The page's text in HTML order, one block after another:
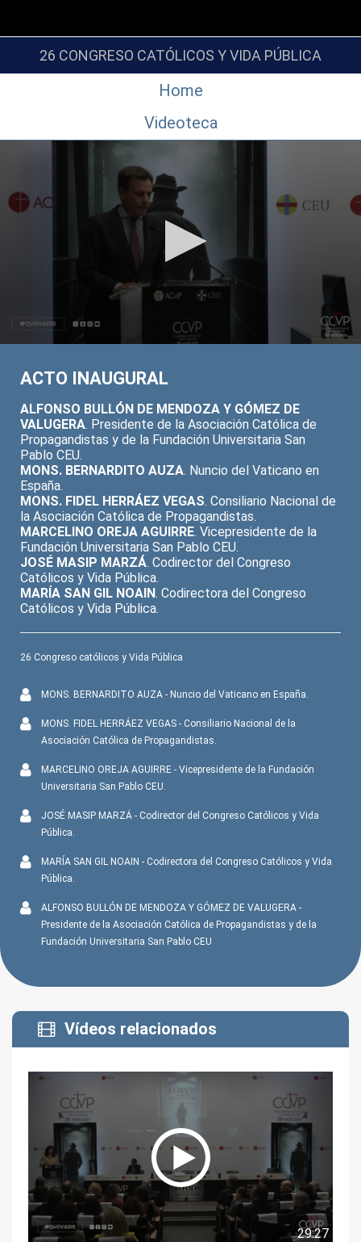
26 CONGRESO CATÓLICOS Y VIDA PÚBLICA
Home
Videoteca
0
minutes,
seconds
ACTO INAUGURAL
ALFONSO BULLÓN DE MENDOZA Y GÓMEZ DE
VALUGERA. Presidente de la Asociación Católica de
Propagandistas y de la Fundación Universitaria San
Pablo CEU.
MONS. BERNARDITO AUZA. Nuncio del Vaticano en
España.
MONS. FIDEL HERRÁEZ VEGAS. Consiliario Nacional de
la Asociación Católica de Propagandistas.
MARCELINO OREJA AGUIRRE. Vicepresidente de la
Fundación Universitaria San Pablo CEU.
JOSÉ MASIP MARZÁ. Codirector del Congreso
Católicos y Vida Pública.
MARÍA SAN GIL NOAIN. Codirectora del Congreso
Católicos y Vida Pública.
26 Congreso católicos y Vida Pública
MONS. BERNARDITO AUZA - Nuncio del Vaticano en España.
MONS. FIDEL HERRÁEZ VEGAS - Consiliario Nacional de la
Asociación Católica de Propagandistas.
MARCELINO OREJA AGUIRRE - Vicepresidente de la Fundación
Universitaria San Pablo CEU.
JOSÉ MASIP MARZÁ - Codirector del Congreso Católicos y Vida
Pública.
MARÍA SAN GIL NOAIN - Codirectora del Congreso Católicos y Vida
Pública.
ALFONSO BULLÓN DE MENDOZA Y GÓMEZ DE VALUGERA -
Presidente de la Asociación Católica de Propagandistas y de la
Fundación Universitaria San Pablo CEU
Vídeos relacionados
29:27